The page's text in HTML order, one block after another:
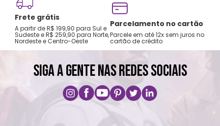
Não utilizar produtos químicos e abrasivos.
Frete grátis
A partir de R$ 199,90 para Sul e
Sudeste e R$ 259,90 para Norte,
Nordeste e Centro-Oeste
Parcelamento no cartão
Parcele em até 12x sem juros no
cartão de crédito
SIGA A GENTE NAS REDES SOCIAIS